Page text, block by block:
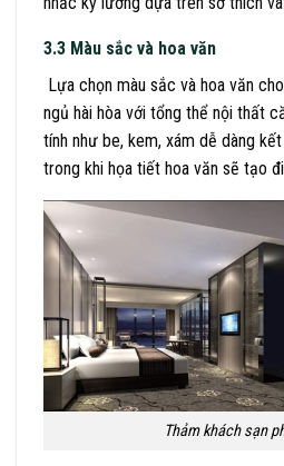
3.3 Màu sắc và hoa văn
Lựa chọn màu sắc và hoa văn
ngủ hài hòa với tổng thể nội thất
tính như be, kem, xám dễ dàng
trong khi họa tiết hoa văn sẽ tạo
Thảm khách sạn